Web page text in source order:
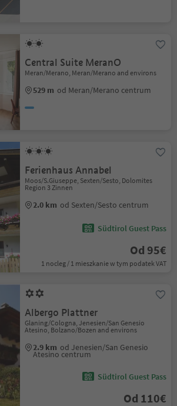
Central Suite MeranO
Meran/Merano, Meran/Merano and environs
529 m od Meran/Merano centrum
Ferienhaus Annabel
Moos/S.Giuseppe, Sexten/Sesto, Dolomites
Region 3 Zinnen
2.0 km od Sexten/Sesto centrum
Südtirol Guest Pass
Od 95€
1 nocleg / 1 mieszkanie w tym podatek VAT
Albergo Plattner
Glaning/Cologna, Jenesien/San Genesio
Atesino, Bolzano/Bozen and environs
2.9 km od Jenesien/San Genesio
Atesino centrum
Südtirol Guest Pass
Od 110€